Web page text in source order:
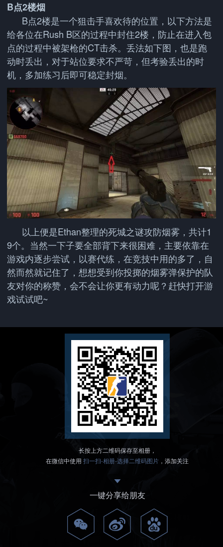
B点2楼烟
B点2楼是一个狙击手喜欢待的位置，以下方法是
给各位在Rush B区的过程中封住2楼，防止在进入包
点的过程中被架枪的CT击杀。丢法如下图，也是跑
动时丢出，对于站位要求不严苛，但考验丢出的时
机，多加练习后即可稳定封烟。
以上便是Ethan整理的死城之谜攻防烟雾，共计1
9个。当然一下子要全部背下来很困难，主要依靠在
游戏内逐步尝试，以赛代练，在竞技中用的多了，自
然而然就记住了，想想受到你投掷的烟雾弹保护的队
友对你的称赞，会不会让你更有动力呢？赶快打开游
戏试试吧~
长按上方二维码保存至相册，
在微信中使用扫一扫-相册-选择二维码图片 ，添加关注
一键分享给朋友